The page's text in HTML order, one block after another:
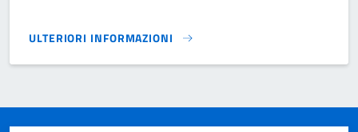
ULTERIORI INFORMAZIONI
COMUNE DI SERRAMANNA}